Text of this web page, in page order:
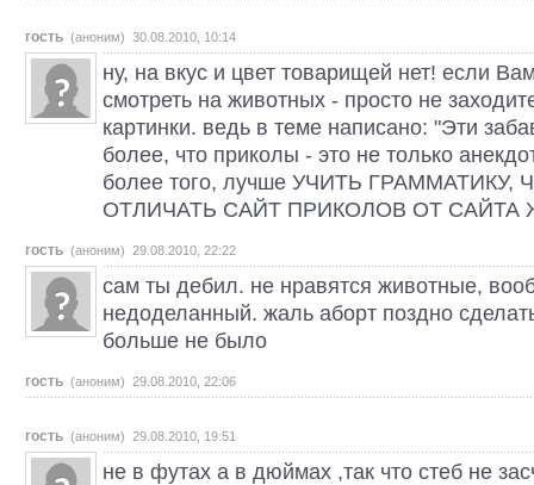
гость (аноним) 30.08.2010, 10:14
ну, на вкус и цвет товарищей нет! если
смотреть на животных - просто не
картинки. ведь в теме написано: "Эти
более, что приколы - это не только
более того, лучше УЧИТЬ
ОТЛИЧАТЬ САЙТ ПРИКОЛОВ ОТ САЙТА
гость (аноним) 29.08.2010, 22:22
сам ты дебил. не нравятся животные,
недоделанный. жаль аборт поздно
больше не было
гость (аноним) 29.08.2010, 22:06
гость (аноним) 29.08.2010, 19:51
не в футах а в дюймах ,так что стеб не